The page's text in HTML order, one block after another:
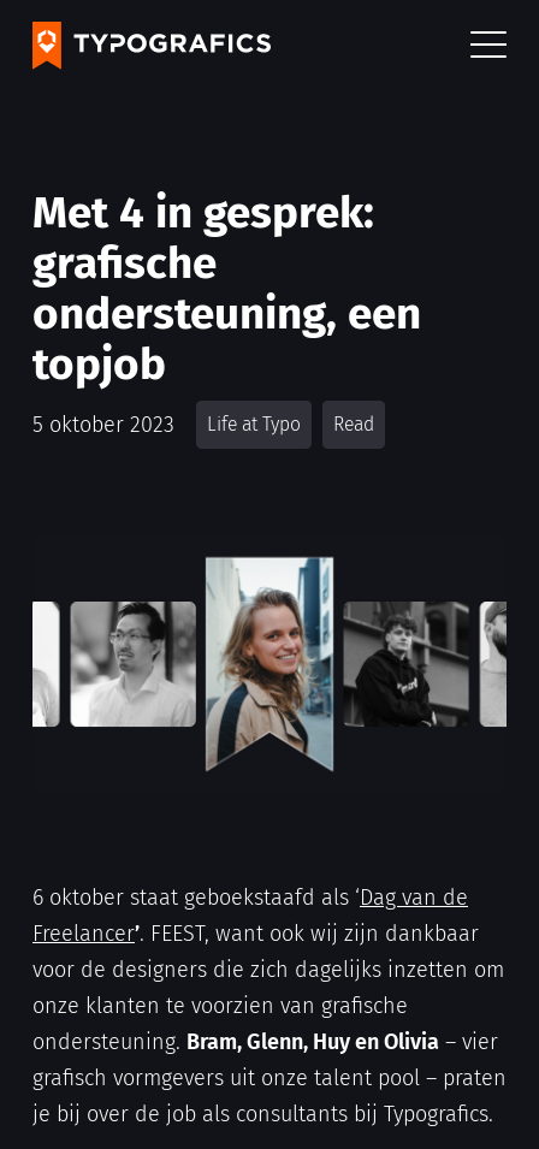
Met 4 in gesprek:
grafische
ondersteuning, een
topjob
5 oktober 2023 Life at Typo Read
6 oktober staat geboekstaafd als ‘Dag van de
Freelancer’. FEEST, want ook wij zijn dankbaar
voor de designers die zich dagelijks inzetten om
onze klanten te voorzien van grafische
ondersteuning. Bram, Glenn, Huy en Olivia – vier
grafisch vormgevers uit onze talent pool – praten
je bij over de job als consultants bij Typografics.